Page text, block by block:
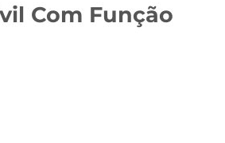
Com Função